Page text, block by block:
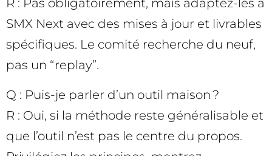
R : Pas obligatoirement, mais adaptez-les à
SMX Next avec des mises à jour et livrables
spécifiques. Le comité recherche du neuf,
pas un “replay”.
Q : Puis-je parler d’un outil maison ?
R : Oui, si la méthode reste généralisable et
que l’outil n’est pas le centre du propos.